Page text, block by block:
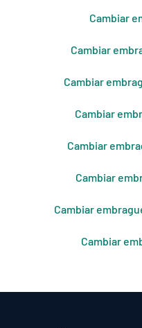
Cambiar
Cambiar
Cambiar
Cambiar
Cambiar
Cambiar
Cambiar
Cambiar